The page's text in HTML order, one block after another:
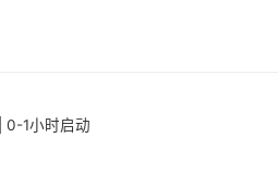
0-1小时启动